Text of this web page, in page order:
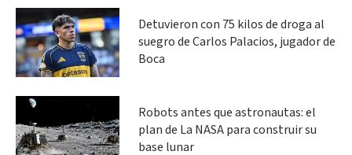
Detuvieron con 75 kilos de droga al
suegro de Carlos Palacios, jugador de
Boca
Robots antes que astronautas: el
plan de La NASA para construir su
base lunar